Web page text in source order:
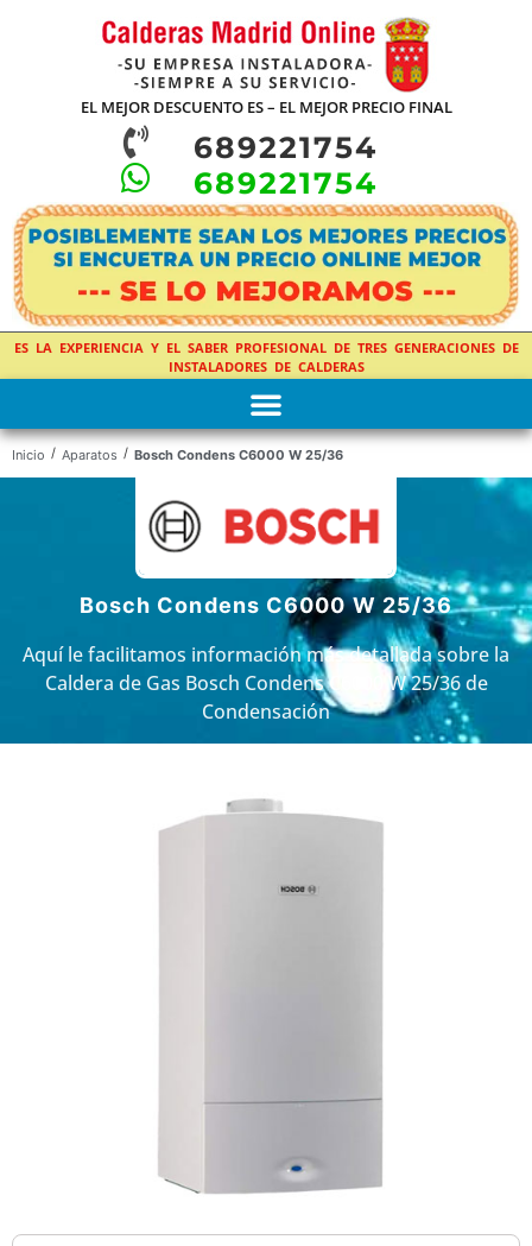
EL MEJOR DESCUENTO ES – EL MEJOR PRECIO FINAL
689221754
689221754
ES LA EXPERIENCIA Y EL SABER PROFESIONAL DE TRES GENERACIONES DE
INSTALADORES DE CALDERAS
Inicio / Aparatos / Bosch Condens C6000 W 25/36
Bosch Condens C6000 W 25/36
Aquí le facilitamos información más detallada sobre la
Caldera de Gas Bosch Condens C6000 W 25/36 de
Condensación